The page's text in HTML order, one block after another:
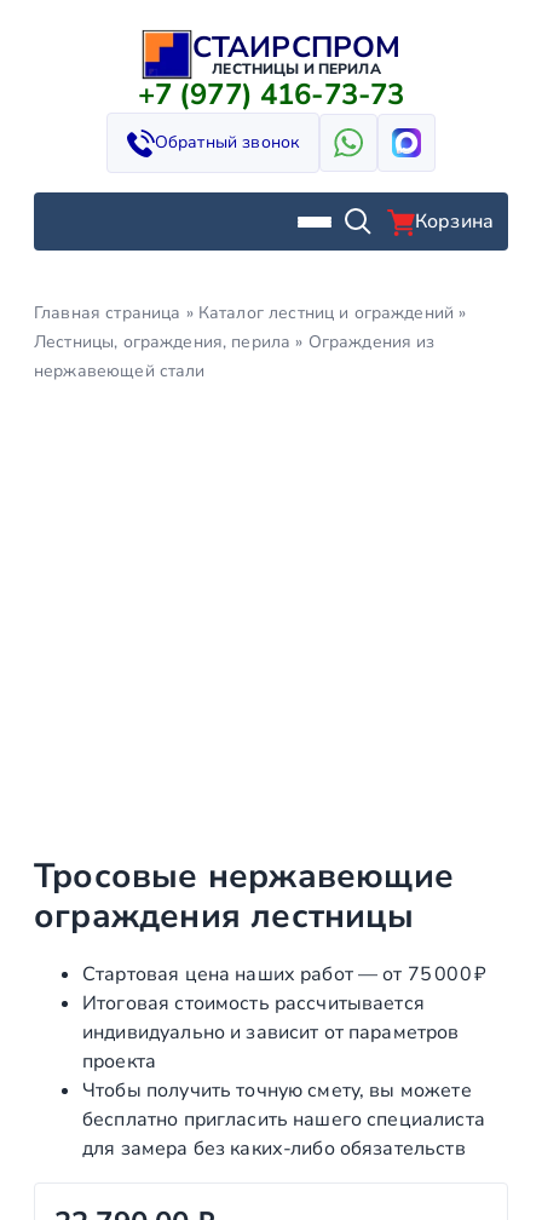
СТАИРСПРОМ
ЛЕСТНИЦЫ И ПЕРИЛА
+7 (977) 416-73-73
Обратный звонок
Корзина
Главная страница » Каталог лестниц и ограждений »
Лестницы, ограждения, перила » Ограждения из
нержавеющей стали
Тросовые нержавеющие
ограждения лестницы
Стартовая цена наших работ — от 75 000 ₽
Итоговая стоимость рассчитывается
индивидуально и зависит от параметров
проекта
Чтобы получить точную смету, вы можете
бесплатно пригласить нашего специалиста
для замера без каких‑либо обязательств